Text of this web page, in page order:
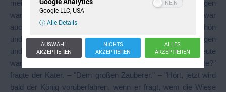
meinte von ihm bekommen zu haben, dankbar und gewogen
war, musste er sich in die Kutsche setzen. Die Prinzessin war
auch nicht böse darüber, denn der Graf war jung und schön
und gefiel ihr recht gut. Der Kater aber war vorausgegangen
und zu einer großen Wiese gekommen, wo über hundert Leute
waren und Heu machten. "Wem gehört die Wiese, ihr Leute?"
fragte der Kater. – "Dem großen Zauberer." – "Hört, jetzt wird
bald der König vorüberfahren, wenn er fragt, wem die Wiese
Google LLC, USA
ⓘ Alle Details
AUSWAHL
AKZEPTIEREN
NICHTS
AKZEPTIEREN
ALLES
AKZEPTIEREN